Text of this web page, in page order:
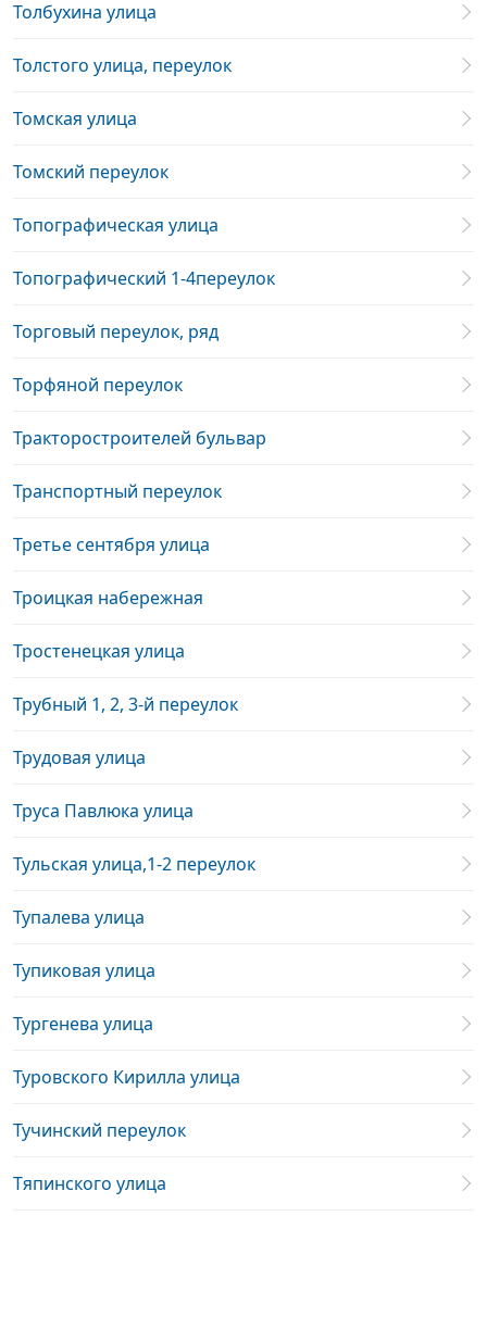
Толбухина улица
Толстого улица, переулок
Томская улица
Томский переулок
Топографическая улица
Топографический 1-4переулок
Торговый переулок, ряд
Торфяной переулок
Тракторостроителей бульвар
Транспортный переулок
Третье сентября улица
Троицкая набережная
Тростенецкая улица
Трубный 1, 2, 3-й переулок
Трудовая улица
Труса Павлюка улица
Тульская улица,1-2 переулок
Тупалева улица
Тупиковая улица
Тургенева улица
Туровского Кирилла улица
Тучинский переулок
Тяпинского улица